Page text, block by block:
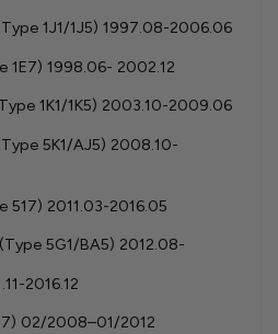
1J1/1J5) 1997.08-2006.06
1E7) 1998.06- 2002.12
1K1/1K5) 2003.10-2009.06
5K1/AJ5) 2008.10-
517) 2011.03-2016.05
5G1/BA5) 2012.08-
2016.12
02/2008–01/2012